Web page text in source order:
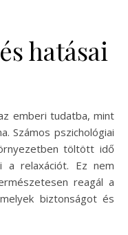
hatásai
emberi tudatba, mint
Számos pszichológiai
töltött idő
a relaxációt. Ez nem
reagál a
biztonságot és